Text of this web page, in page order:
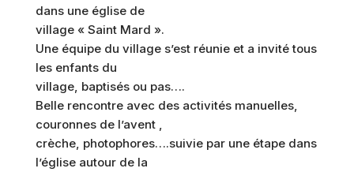
dans une église de
village « Saint Mard ».
Une équipe du village s’est réunie et a invité tous
les enfants du
village, baptisés ou pas….
Belle rencontre avec des activités manuelles,
couronnes de l’avent ,
crèche, photophores….suivie par une étape dans
l’église autour de la